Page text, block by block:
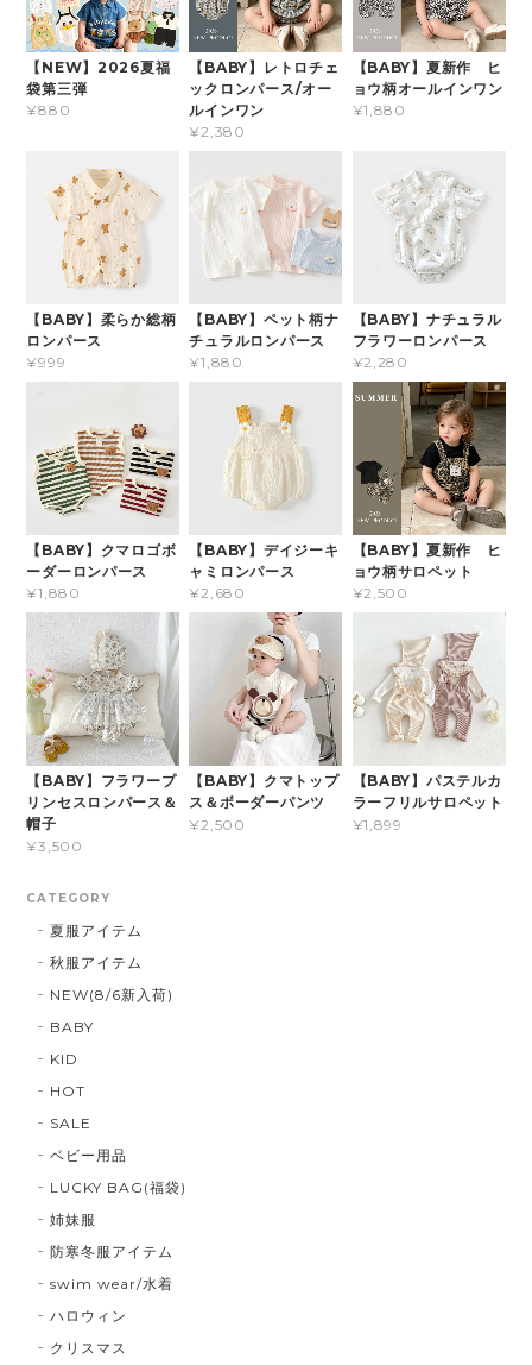
【NEW】2026夏福
袋第三弾
¥880
【BABY】レトロチェ
ックロンパース/オー
ルインワン
¥2,380
【BABY】夏新作 ヒ
ョウ柄オールインワン
¥1,880
【BABY】柔らか総柄
ロンパース
¥999
【BABY】ペット柄ナ
チュラルロンパース
¥1,880
【BABY】ナチュラル
フラワーロンパース
¥2,280
【BABY】クマロゴボ
ーダーロンパース
¥1,880
【BABY】デイジーキ
ャミロンパース
¥2,680
【BABY】夏新作 ヒ
ョウ柄サロペット
¥2,500
【BABY】フラワープ
リンセスロンパース＆
帽子
¥3,500
【BABY】クマトップ
ス＆ボーダーパンツ
¥2,500
【BABY】パステルカ
ラーフリルサロペット
¥1,899
CATEGORY
夏服アイテム
秋服アイテム
NEW(8/6新入荷)
BABY
KID
HOT
SALE
ベビー用品
LUCKY BAG(福袋)
姉妹服
防寒冬服アイテム
swim wear/水着
ハロウィン
クリスマス